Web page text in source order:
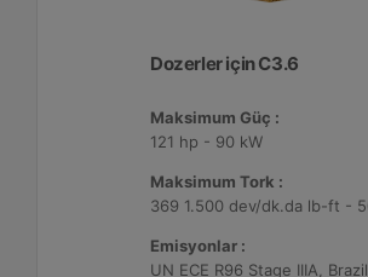
Dozerler için C3.6
Maksimum Güç :
121 hp - 90 kW
Maksimum Tork :
Emisyonlar :